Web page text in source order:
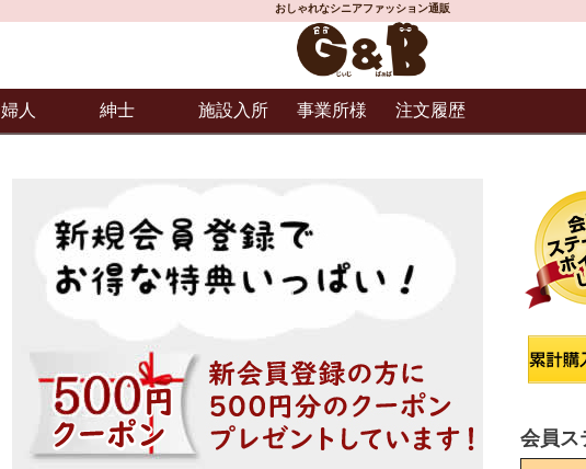
おしゃれなシニアファッション通販
婦人 紳士 施設入所 事業所様 注文履歴
会員ス